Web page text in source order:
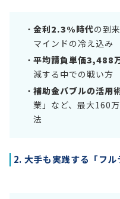
金利2.3%時代の到
マインドの冷え込み
平均請負単価3,488
減する中での戦い方
補助金バブルの活用
業」など、最大160
法
2. 大手も実践する「フ